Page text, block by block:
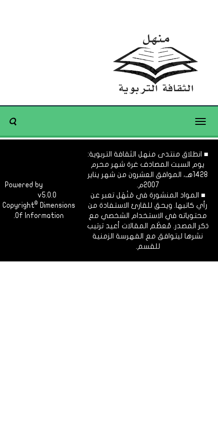
Toggle
■ انطلاق منتدى منهل الثقافة التربوية:
يوم السبت المصادف غرة شهر محرم
1428هـ، الموافق العشرون من شهر يناير
2007م.
■ المواد المنشورة في مَنْهَل تعبر عن
رأي كاتبها. ويحق للقارئ الاستفادة من
محتوياته في الاستخدام الشخصي مع
ذكر المصدر. مُعظَم المقالات أعيد ترتيب
نشرها ليتوافق مع الفهرسة الزمنية
للقسم.
Powered by
v5.0.0
Copyright©
Dimensions
Of Information.